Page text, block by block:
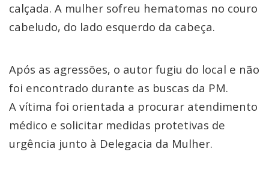
calçada. A mulher sofreu hematomas no couro
cabeludo, do lado esquerdo da cabeça.
Após as agressões, o autor fugiu do local e não
foi encontrado durante as buscas da PM.
A vítima foi orientada a procurar atendimento
médico e solicitar medidas protetivas de
urgência junto à Delegacia da Mulher.